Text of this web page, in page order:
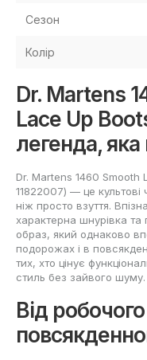
Сезон
Колір
Dr. Martens
Lace Up
легенда,
Dr. Martens 1460 Smooth
11822007) — це
ніж просто взуття.
характерна шнурівка
образ, який однаково
подорожах і в
тих, хто цінує
стиль без зайвого шуму.
Від